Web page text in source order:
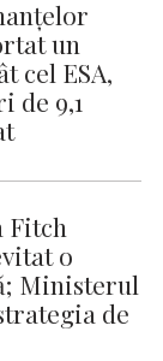
un
cel ESA,
de 9,1
Fitch
o
Ministerul
de